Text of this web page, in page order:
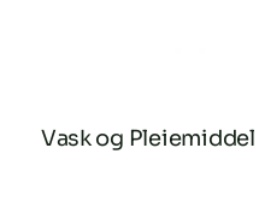
Vask og Pleiemiddel